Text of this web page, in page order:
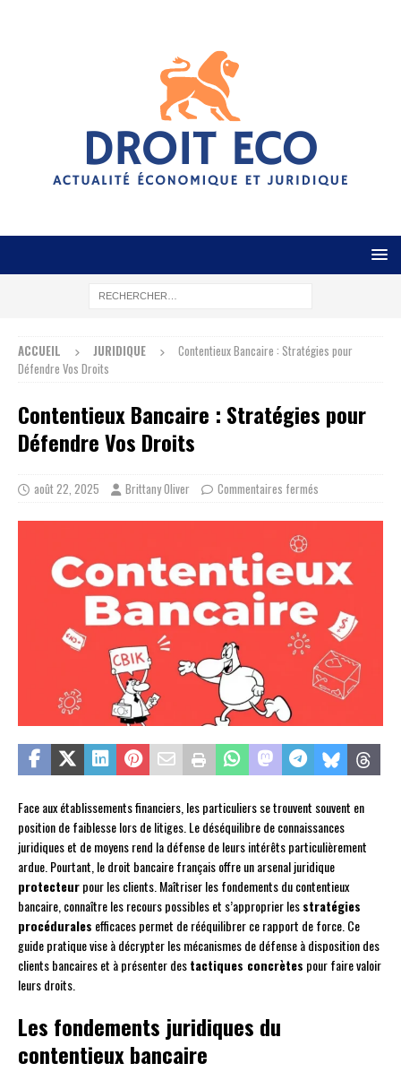
ACCUEIL JURIDIQUE
Contentieux Bancaire : Stratégies pour
Défendre Vos Droits
Contentieux Bancaire : Stratégies pour
Défendre Vos Droits
août 22, 2025 Brittany Oliver Commentaires fermés
Face aux établissements financiers, les particuliers se trouvent souvent en
position de faiblesse lors de litiges. Le déséquilibre de connaissances
juridiques et de moyens rend la défense de leurs intérêts particulièrement
ardue. Pourtant, le droit bancaire français offre un arsenal juridique
protecteurpour les clients. Maîtriser les fondements du contentieux
bancaire, connaître les recours possibles et s’approprier lesstratégies
procédurales efficaces permet de rééquilibrer ce rapport de force. Ce
guide pratique vise à décrypter les mécanismes de défense à disposition des
clients bancaires et à présenter destactiques concrètes pour faire valoir
leurs droits.
Les fondements juridiques du
contentieux bancaire